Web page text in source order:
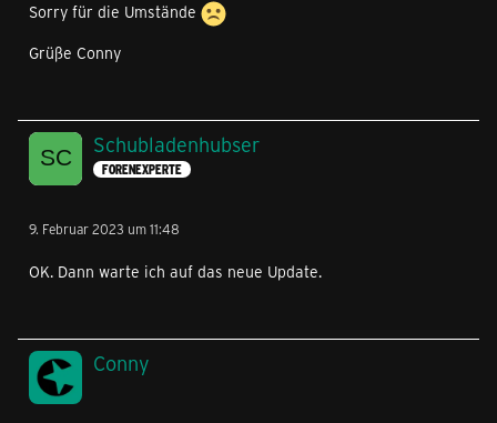
Sorry für die Umstände
Grüße Conny
Schubladenhubser
FORENEXPERTE
9. Februar 2023 um 11:48
OK. Dann warte ich auf das neue Update.
Conny